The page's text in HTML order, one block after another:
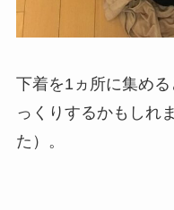
下着を1ヵ所に集め
っくりするかもしれ
た）。